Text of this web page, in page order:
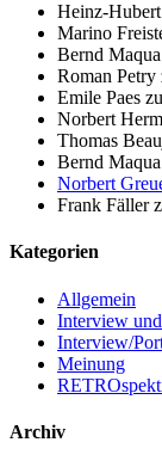
Heinz-
Marino
Bernd Maqua
Roman Petry
Emile Paes zu
Norbert
Thomas
Bernd Maqua
Norbert
Frank Fäller
Kategorien
Allgemein
Interview
Interview/
Meinung
Archiv